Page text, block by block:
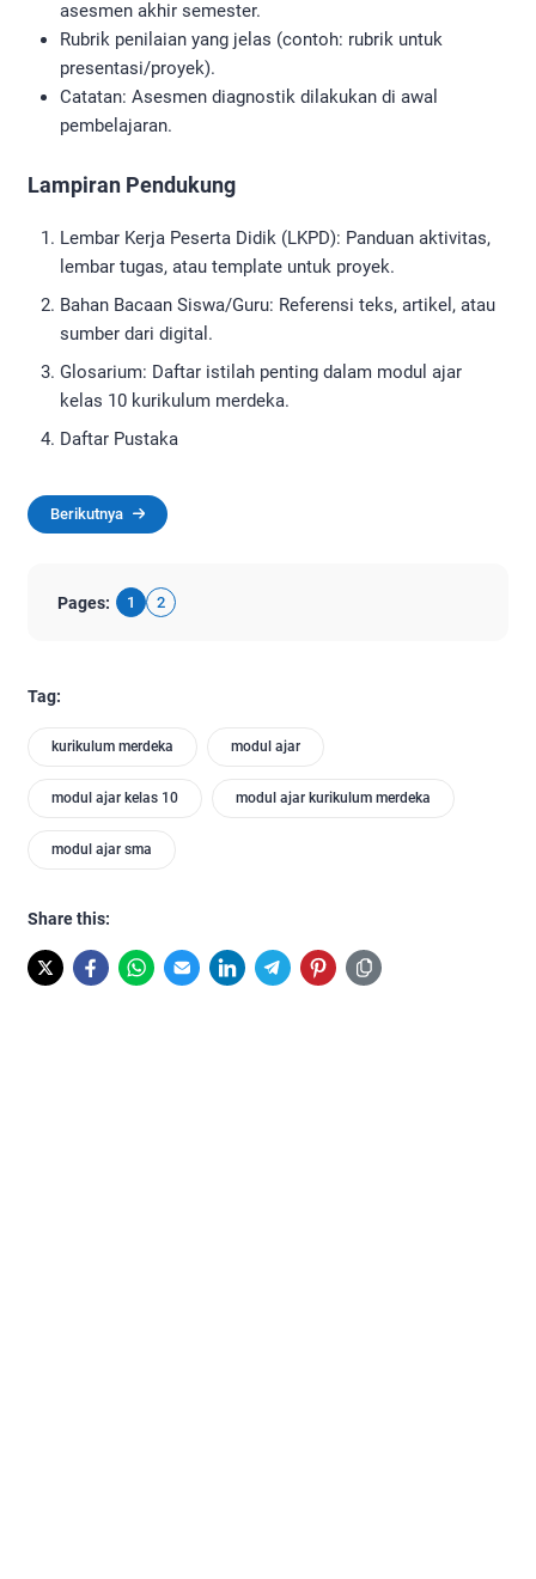
asesmen akhir semester.
Rubrik penilaian yang jelas (contoh: rubrik untuk
presentasi/proyek).
Catatan: Asesmen diagnostik dilakukan di awal
pembelajaran.
Lampiran Pendukung
Lembar Kerja Peserta Didik (LKPD): Panduan aktivitas,
lembar tugas, atau template untuk proyek.
Bahan Bacaan Siswa/Guru: Referensi teks, artikel, atau
sumber dari digital.
Glosarium: Daftar istilah penting dalam modul ajar
kelas 10 kurikulum merdeka.
Daftar Pustaka
Berikutnya
Pages: 1 2
Tag:
kurikulum merdeka modul ajar
modul ajar kelas 10 modul ajar kurikulum merdeka
modul ajar sma
Share this: